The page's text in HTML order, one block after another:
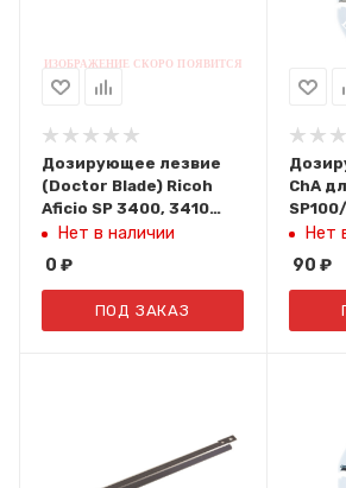
Дозирующее лезвие
(Doctor Blade) Ricoh
Aficio SP 3400, 3410
(Hi-Black)
Нет в наличии
0 ₽
ПОД ЗАКАЗ
ChA
Нет
90 ₽